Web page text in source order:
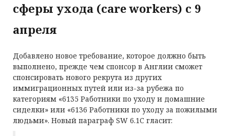
сферы ухода (care workers) с 9
апреля
Добавлено новое требование, которое должно быть
выполнено, прежде чем спонсор в Англии сможет
спонсировать нового рекрута из других
иммиграционных путей или из-за рубежа по
категориям «6135 Работники по уходу и домашние
сиделки» или «6136 Работники по уходу за пожилыми
людьми». Новый параграф SW 6.1C гласит: